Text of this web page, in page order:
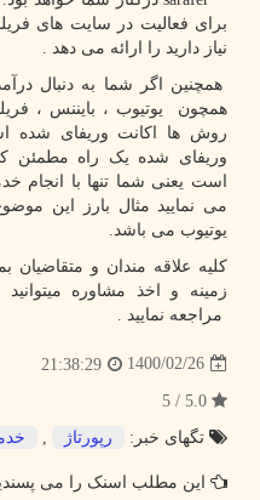
برای فعالیت در سایت های
نیاز دارید را ارائه می دهد .
همچنین اگر شما به دنبال
همچون یوتیوب ، بایننس ،
روش ها اکانت وریفای شده
وریفای شده یک راه مطمئن
است یعنی شما تنها با انجام
می نمایید مثال بارز این
یوتیوب می باشد.
کلیه علاقه مندان و
زمینه و اخذ مشاوره
مراجعه نمایید .
1400/02/26
21:38:29
تگهای خبر:
رپورتاژ ,
این مطلب اسنک را می